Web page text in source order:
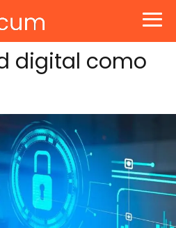
digital como